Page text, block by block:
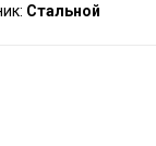
Стальной